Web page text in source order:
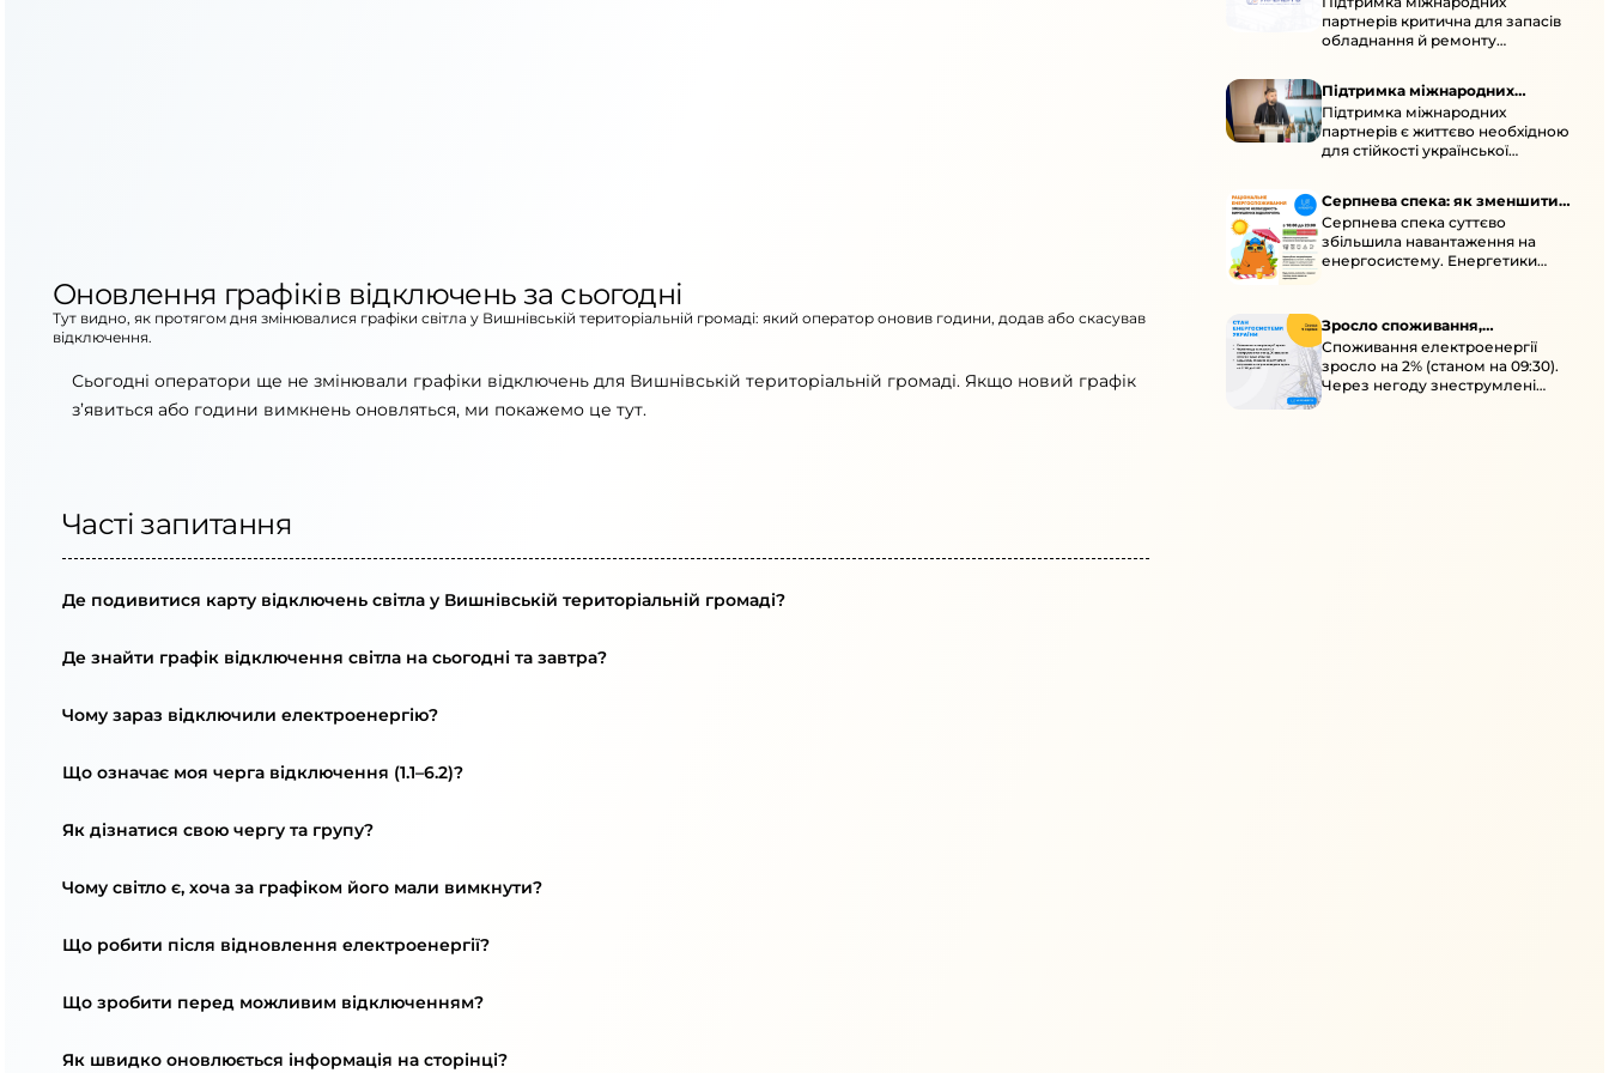
Оновлення графіків відключень за сьогодні
Тут видно, як протягом дня змінювалися графіки світла у Вишнівській територіальній громаді: який оператор оновив години, додав або скасував
відключення.
Сьогодні оператори ще не змінювали графіки відключень для Вишнівській територіальній громаді. Якщо новий графік
з’явиться або години вимкнень оновляться, ми покажемо це тут.
Часті запитання
Де подивитися карту відключень світла у Вишнівській територіальній громаді?
Де знайти графік відключення світла на сьогодні та завтра?
Чому зараз відключили електроенергію?
Що означає моя черга відключення (1.1–6.2)?
Як дізнатися свою чергу та групу?
Чому світло є, хоча за графіком його мали вимкнути?
Що робити після відновлення електроенергії?
Що зробити перед можливим відключенням?
Як швидко оновлюється інформація на сторінці?
підтримка для стійкості
енергосистеми
партнерів критична для запасів
обладнання й ремонту
Підтримка міжнародних
партнерів для стійкості
енергосистеми
Підтримка міжнародних
партнерів є життєво необхідною
для стійкості української
наступної зими.
Серпнева спека: як зменшити
навантаження
Серпнева спека суттєво
збільшила навантаження на
енергосистему. Енергетики
ощадливо споживати.
Зросло споживання,
знеструмлення через негоду й
атаки
Споживання електроенергії
зросло на 2% (станом на 09:30).
Через негоду знеструмлені
понад 70 населених пунктів.